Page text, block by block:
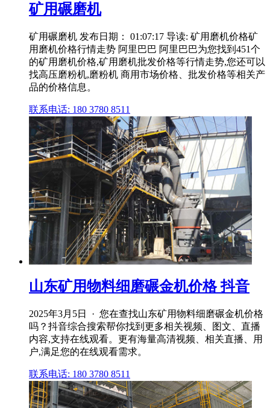
矿用碾磨机
矿用碾磨机 发布日期： 01:07:17 导读: 矿用磨机价格矿
用磨机价格行情走势 阿里巴巴 阿里巴巴为您找到451个
的矿用磨机价格,矿用磨机批发价格等行情走势,您还可以
找高压磨粉机,磨粉机 商用市场价格、批发价格等相关产
品的价格信息。
联系电话: 180 3780 8511
山东矿用物料细磨碾金机价格 抖音
2025年3月5日 · 您在查找山东矿用物料细磨碾金机价格
吗？抖音综合搜索帮你找到更多相关视频、图文、直播
内容,支持在线观看。更有海量高清视频、相关直播、用
户,满足您的在线观看需求。
联系电话: 180 3780 8511